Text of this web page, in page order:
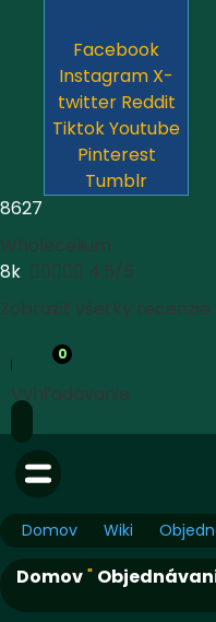
Facebook
Instagram X-
twitter Reddit
TiktokYoutube
Pinterest
Tumblr
8627
Wholecelium
8k  4.5/5
Zobraziť všetky recenzie
0
Vyhľadávanie
Domov Wiki
Domov"